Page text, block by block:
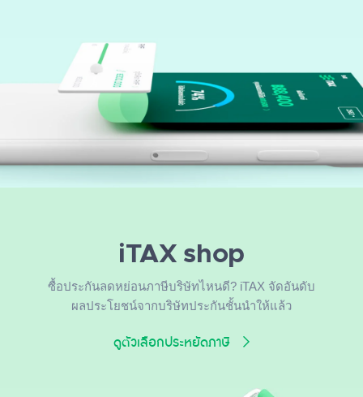
iTAX shop
ซื้อประกันลดหย่อนภาษีบริษัทไหนดี? iTAX จัดอันดับ
ผลประโยชน์จากบริษัทประกันชั้นนำให้แล้ว
ดูตัวเลือกประหยัดภาษี